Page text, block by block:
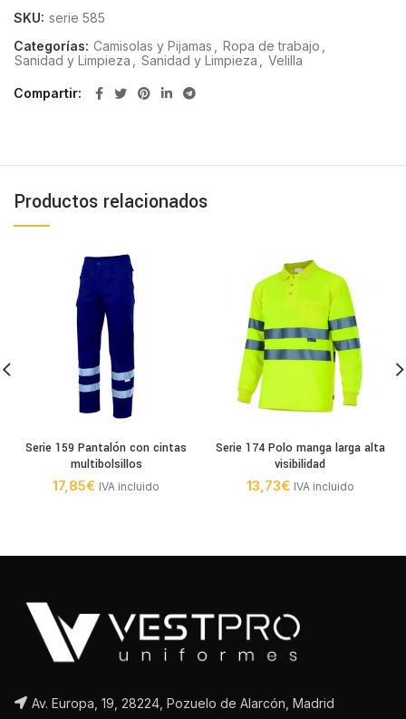
SKU: serie 585
Categorías: Camisolas y Pijamas Ropa de trabajo
Sanidad y Limpieza
Sanidad y Limpieza Velilla
Compartir
Productos relacionados
Serie 159 Pantalón con cintas
multibolsillos
17,85€ IVA incluido
Serie 174 Polo manga larga alta
visibilidad
13,73€ IVA incluido
Av. Europa, 19, 28224, Pozuelo de Alarcón, Madrid